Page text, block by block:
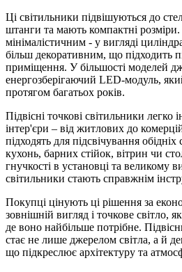
Ці світильники підвішуються до
штанги та мають компактні
мінімалістичним - у вигляді
більш декоративним, що підходить
приміщення. У більшості моделей
енергозберігаючий LED-модуль,
протягом багатьох років.
Підвісні точкові світильники легко
інтер'єри – від житлових до
підходять для підсвічування
кухонь, барних стійок, вітрин чи
гнучкості в установці та великому
світильники стають справжнім
Покупці цінують ці рішення за
зовнішній вигляд і точкове світло,
де воно найбільше потрібне.
стає не лише джерелом світла, а й
що підкреслює архітектуру та